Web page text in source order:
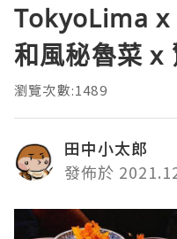
TokyoLima x
和風秘魯菜 x
瀏覽次數:1489
田中小太郎
發佈於